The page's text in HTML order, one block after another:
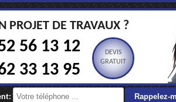
PROJET DE TRAVAUX ?
56 13 12
33 13 95
DEVIS
GRATUIT